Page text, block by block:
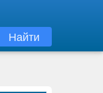
Найти